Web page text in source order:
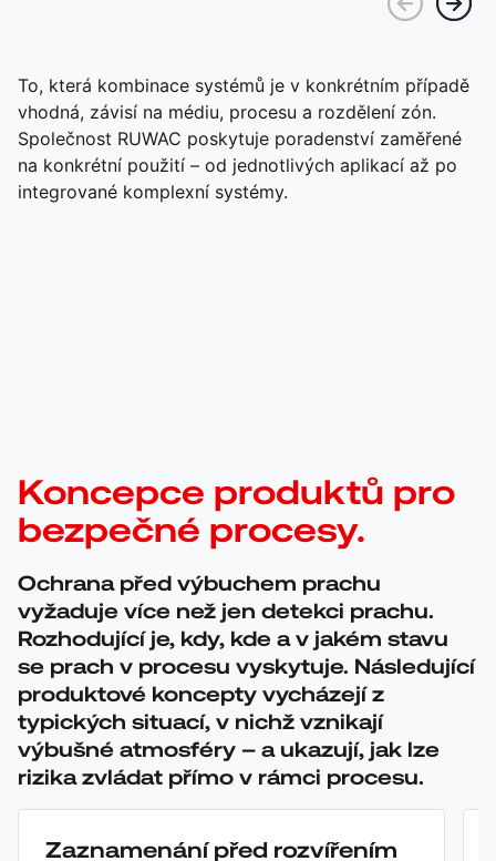
To, která kombinace systémů je v konkrétním případě
vhodná, závisí na médiu, procesu a rozdělení zón.
Společnost RUWAC poskytuje poradenství zaměřené
na konkrétní použití – od jednotlivých aplikací až po
integrované komplexní systémy.
Koncepce produktů pro
bezpečné procesy.
Ochrana před výbuchem prachu
vyžaduje více než jen detekci prachu.
Rozhodující je, kdy, kde a v jakém stavu
se prach v procesu vyskytuje. Následující
produktové koncepty vycházejí z
typických situací, v nichž vznikají
výbušné atmosféry – a ukazují, jak lze
rizika zvládat přímo v rámci procesu.
Zaznamenání před rozvířením